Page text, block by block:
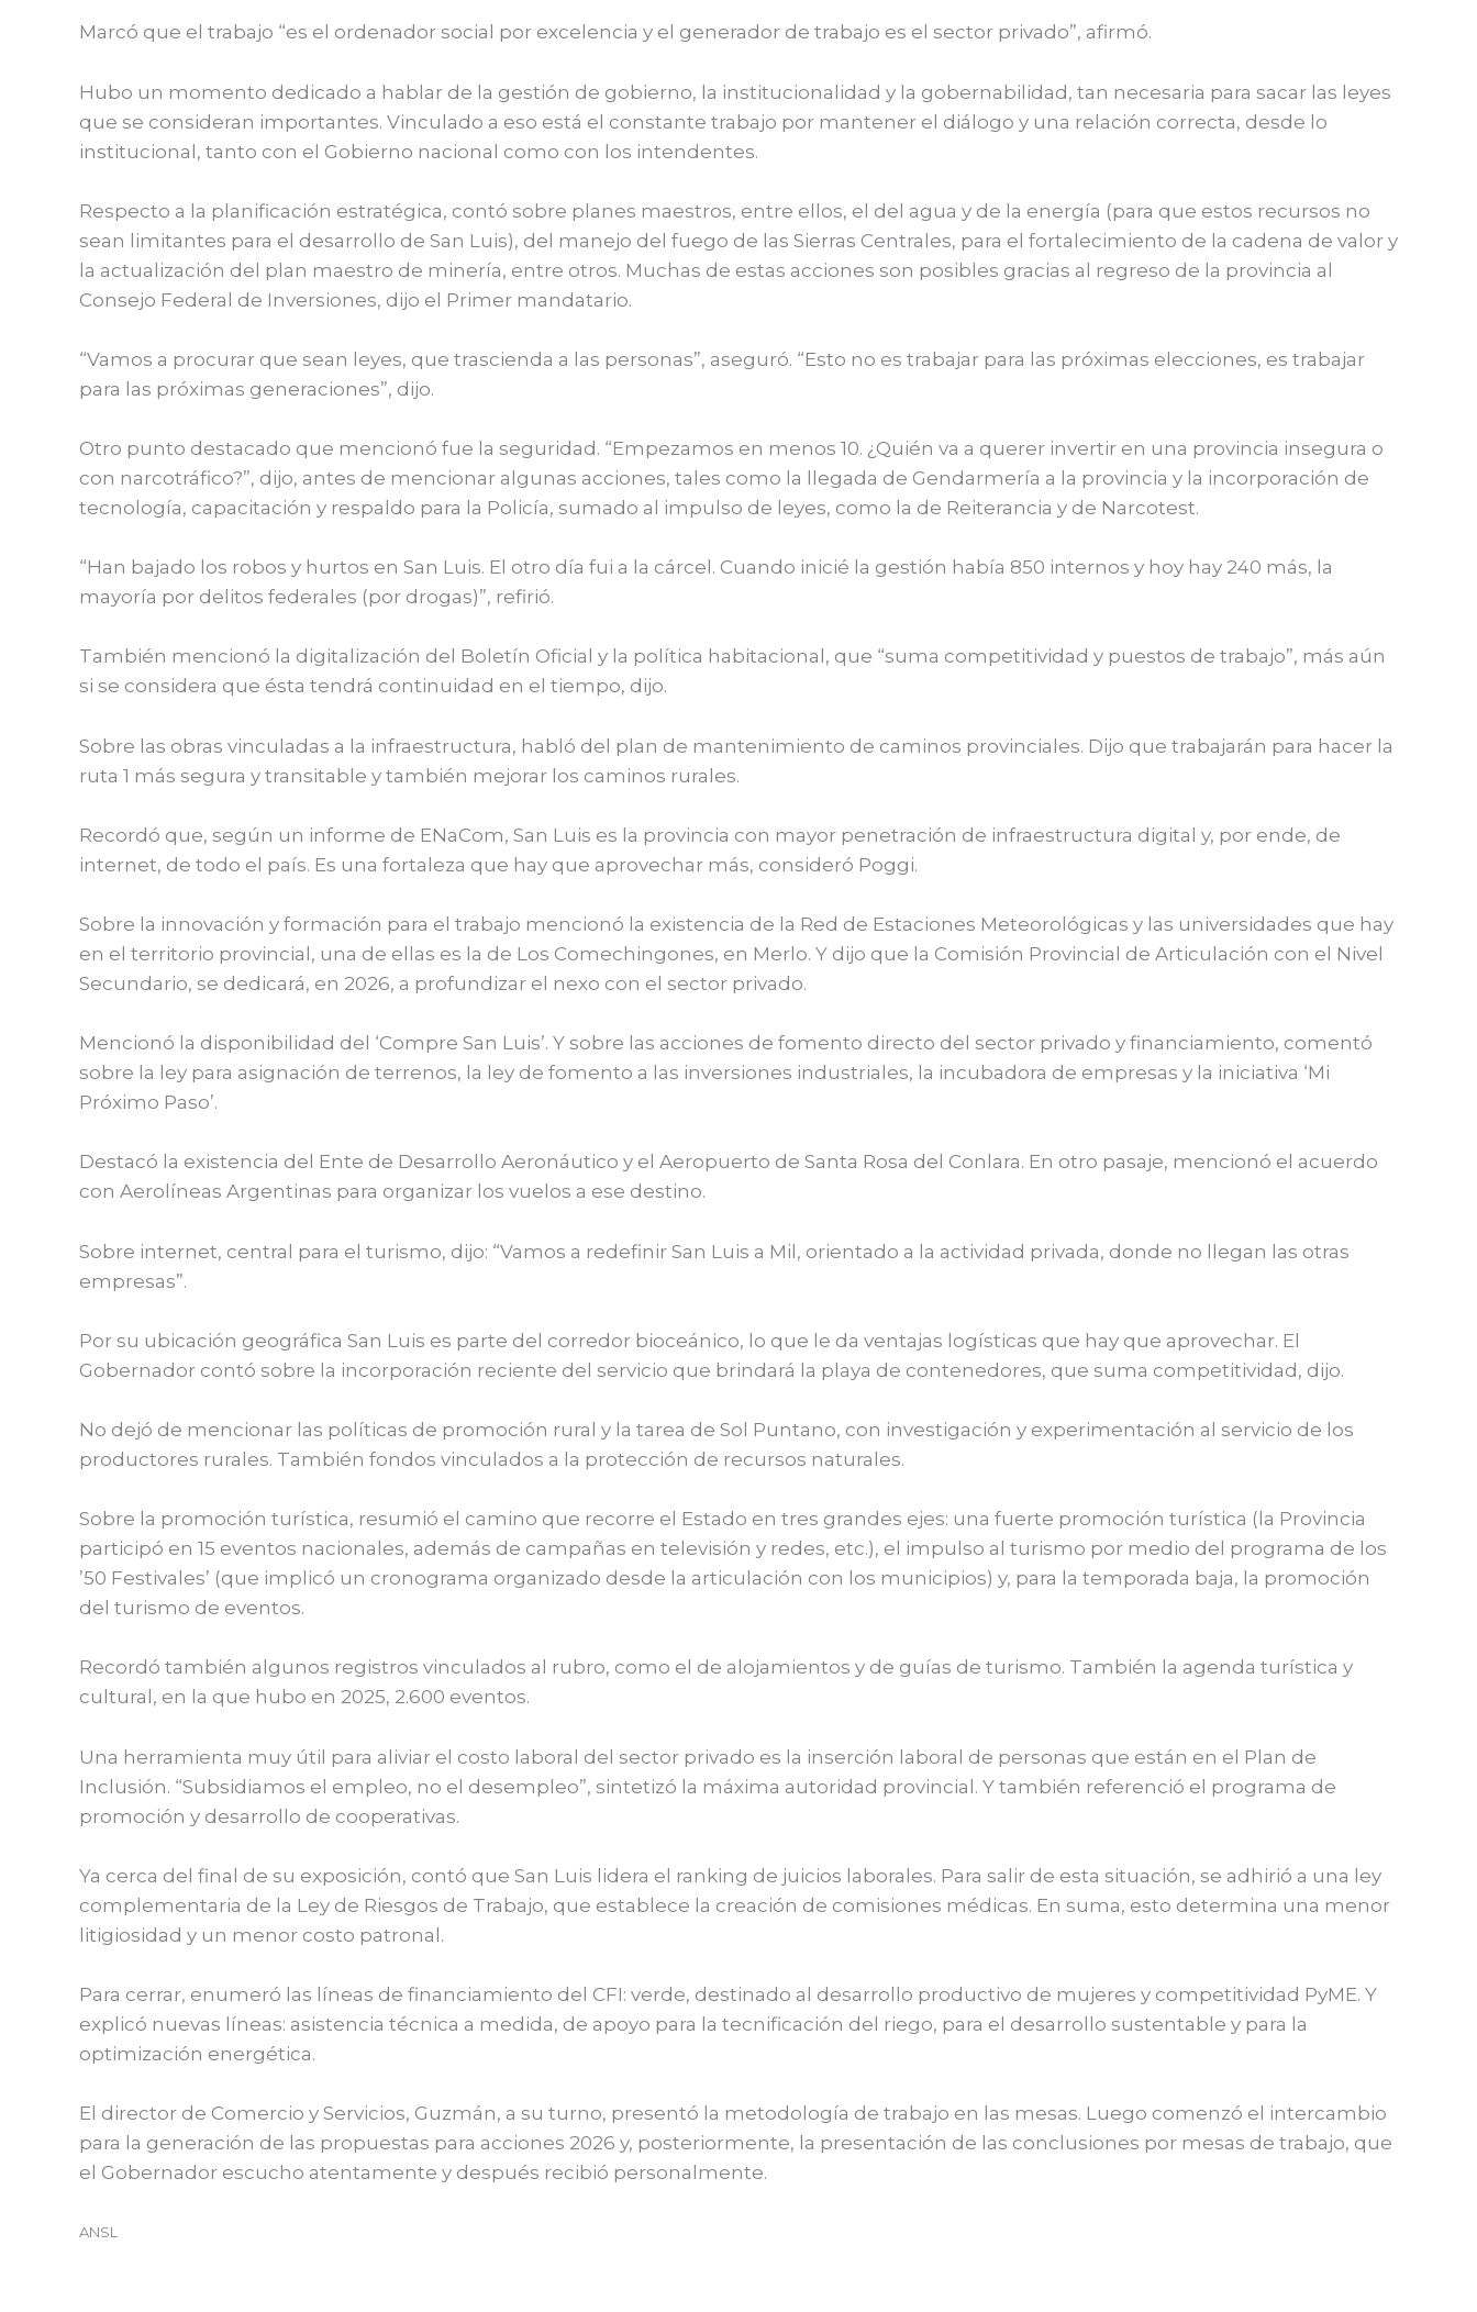
Marcó que el trabajo “es el ordenador social por excelencia y el generador de trabajo es el sector privado”, afirmó.
Hubo un momento dedicado a hablar de la gestión de gobierno, la institucionalidad y la gobernabilidad, tan necesaria para sacar las leyes
que se consideran importantes. Vinculado a eso está el constante trabajo por mantener el diálogo y una relación correcta, desde lo
institucional, tanto con el Gobierno nacional como con los intendentes.
Respecto a la planificación estratégica, contó sobre planes maestros, entre ellos, el del agua y de la energía (para que estos recursos no
sean limitantes para el desarrollo de San Luis), del manejo del fuego de las Sierras Centrales, para el fortalecimiento de la cadena de valor y
la actualización del plan maestro de minería, entre otros. Muchas de estas acciones son posibles gracias al regreso de la provincia al
Consejo Federal de Inversiones, dijo el Primer mandatario.
“Vamos a procurar que sean leyes, que trascienda a las personas”, aseguró. “Esto no es trabajar para las próximas elecciones, es trabajar
para las próximas generaciones”, dijo.
Otro punto destacado que mencionó fue la seguridad. “Empezamos en menos 10. ¿Quién va a querer invertir en una provincia insegura o
con narcotráfico?”, dijo, antes de mencionar algunas acciones, tales como la llegada de Gendarmería a la provincia y la incorporación de
tecnología, capacitación y respaldo para la Policía, sumado al impulso de leyes, como la de Reiterancia y de Narcotest.
“Han bajado los robos y hurtos en San Luis. El otro día fui a la cárcel. Cuando inicié la gestión había 850 internos y hoy hay 240 más, la
mayoría por delitos federales (por drogas)”, refirió.
También mencionó la digitalización del Boletín Oficial y la política habitacional, que “suma competitividad y puestos de trabajo”, más aún
si se considera que ésta tendrá continuidad en el tiempo, dijo.
Sobre las obras vinculadas a la infraestructura, habló del plan de mantenimiento de caminos provinciales. Dijo que trabajarán para hacer la
ruta 1 más segura y transitable y también mejorar los caminos rurales.
Recordó que, según un informe de ENaCom, San Luis es la provincia con mayor penetración de infraestructura digital y, por ende, de
internet, de todo el país. Es una fortaleza que hay que aprovechar más, consideró Poggi.
Sobre la innovación y formación para el trabajo mencionó la existencia de la Red de Estaciones Meteorológicas y las universidades que hay
en el territorio provincial, una de ellas es la de Los Comechingones, en Merlo. Y dijo que la Comisión Provincial de Articulación con el Nivel
Secundario, se dedicará, en 2026, a profundizar el nexo con el sector privado.
Mencionó la disponibilidad del ‘Compre San Luis’. Y sobre las acciones de fomento directo del sector privado y financiamiento, comentó
sobre la ley para asignación de terrenos, la ley de fomento a las inversiones industriales, la incubadora de empresas y la iniciativa ‘Mi
Próximo Paso’.
Destacó la existencia del Ente de Desarrollo Aeronáutico y el Aeropuerto de Santa Rosa del Conlara. En otro pasaje, mencionó el acuerdo
con Aerolíneas Argentinas para organizar los vuelos a ese destino.
Sobre internet, central para el turismo, dijo: “Vamos a redefinir San Luis a Mil, orientado a la actividad privada, donde no llegan las otras
empresas”.
Por su ubicación geográfica San Luis es parte del corredor bioceánico, lo que le da ventajas logísticas que hay que aprovechar. El
Gobernador contó sobre la incorporación reciente del servicio que brindará la playa de contenedores, que suma competitividad, dijo.
No dejó de mencionar las políticas de promoción rural y la tarea de Sol Puntano, con investigación y experimentación al servicio de los
productores rurales. También fondos vinculados a la protección de recursos naturales.
Sobre la promoción turística, resumió el camino que recorre el Estado en tres grandes ejes: una fuerte promoción turística (la Provincia
participó en 15 eventos nacionales, además de campañas en televisión y redes, etc.), el impulso al turismo por medio del programa de los
’50 Festivales’ (que implicó un cronograma organizado desde la articulación con los municipios) y, para la temporada baja, la promoción
del turismo de eventos.
Recordó también algunos registros vinculados al rubro, como el de alojamientos y de guías de turismo. También la agenda turística y
cultural, en la que hubo en 2025, 2.600 eventos.
Una herramienta muy útil para aliviar el costo laboral del sector privado es la inserción laboral de personas que están en el Plan de
Inclusión. “Subsidiamos el empleo, no el desempleo”, sintetizó la máxima autoridad provincial. Y también referenció el programa de
promoción y desarrollo de cooperativas.
Ya cerca del final de su exposición, contó que San Luis lidera el ranking de juicios laborales. Para salir de esta situación, se adhirió a una ley
complementaria de la Ley de Riesgos de Trabajo, que establece la creación de comisiones médicas. En suma, esto determina una menor
litigiosidad y un menor costo patronal.
Para cerrar, enumeró las líneas de financiamiento del CFI: verde, destinado al desarrollo productivo de mujeres y competitividad PyME. Y
explicó nuevas líneas: asistencia técnica a medida, de apoyo para la tecnificación del riego, para el desarrollo sustentable y para la
optimización energética.
El director de Comercio y Servicios, Guzmán, a su turno, presentó la metodología de trabajo en las mesas. Luego comenzó el intercambio
para la generación de las propuestas para acciones 2026 y, posteriormente, la presentación de las conclusiones por mesas de trabajo, que
el Gobernador escucho atentamente y después recibió personalmente.
ANSL